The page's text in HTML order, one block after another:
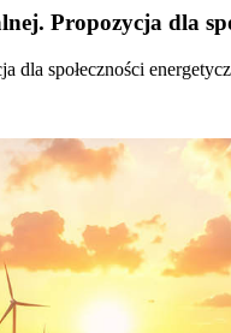
Propozycja dla
dla społeczności